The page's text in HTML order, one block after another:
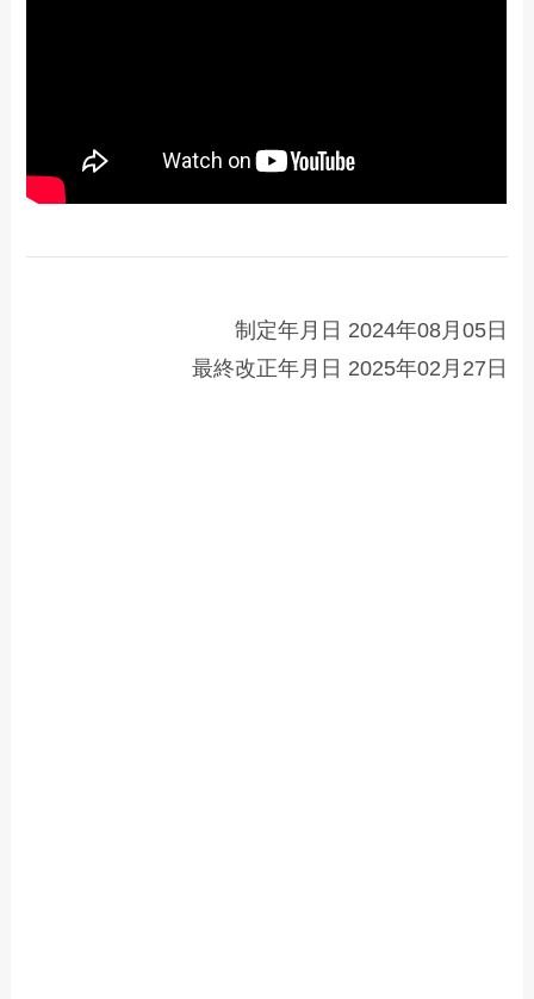
制定年月日 2024年08月05日
最終改正年月日 2025年02月27日